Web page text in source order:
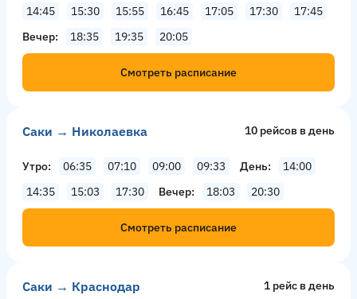
14:45
15:30 15:55 16:45 17:05 17:30
17:45
Вечер
18:35 19:35 20:05
Смотреть расписание
Саки → Николаевка 10 рейсов в день
Утро 06:35 07:10 09:00 09:33 День
14:00
14:35
15:03 17:30 Вечер 18:03 20:30
Смотреть расписание
Саки → Краснодар 1 рейс в день